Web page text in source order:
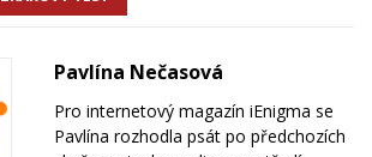
Pavlína Nečasová
Pro internetový magazín iEnigma se
Pavlína rozhodla psát po předchozích